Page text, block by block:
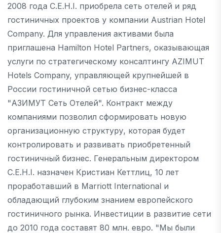
2008 года C.E.H.I. приобрела сеть отелей и ряд
гостиничных проектов у компании Austrian Hotel
Company. Для управления активами была
приглашена Hamilton Hotel Partners, оказывающая
услуги по стратегическому консалтингу AZIMUT
Hotels Company, управляющей крупнейшей в
России гостиничной сетью бизнес-класса
"АЗИМУТ Сеть Отелей". Контракт между
компаниями позволил сформировать новую
организационную структуру, которая будет
контролировать и развивать приобретенный
гостиничный бизнес. Генеральным директором
C.E.H.I. назначен Кристиан Кеттлиц, 10 лет
проработавший в Marriott International и
обладающий глубоким знанием европейского
гостиничного рынка. Инвестиции в развитие сети
до 2010 года составят 80 млн. евро. "Мы были